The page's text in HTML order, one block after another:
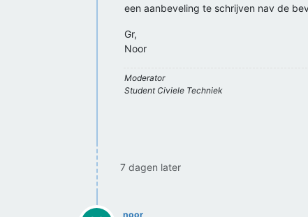
een aanbeveling te schrijven nav de
Gr,
Noor
Moderator
Student Civiele Techniek
7 dagen later
noor